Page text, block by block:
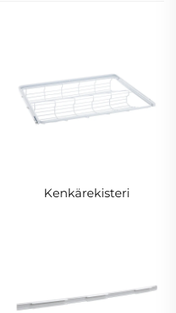
Kenkärekisteri